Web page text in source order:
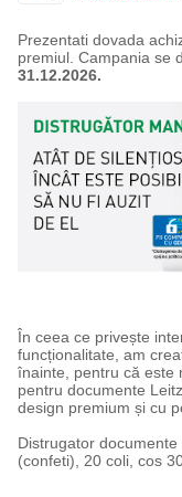
Prezentati dovada
premiul. Campania se
31.12.2026.
În ceea ce privește
funcționalitate, am
înainte, pentru că este
pentru documente
design premium și cu
Distrugator
(confeti), 20 coli, cos